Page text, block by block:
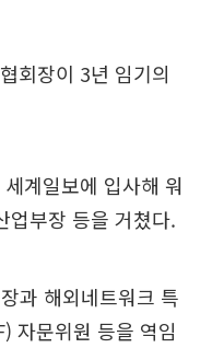
회장이 3년 임기의
계일보에 입사해 워
부장 등을 거쳤다.
과 해외네트워크 특
자문위원 등을 역임